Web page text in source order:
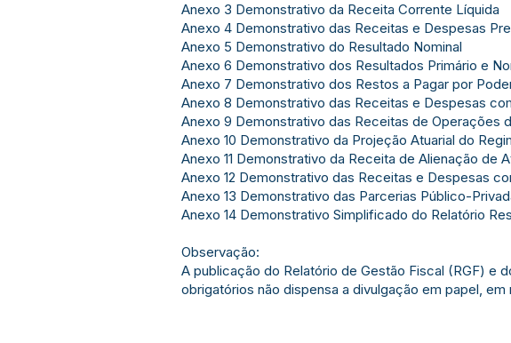
Anexo 3 Demonstrativo da Receita Corrente Líquida
Anexo 4 Demonstrativo das Receitas e Despesas
Anexo 5 Demonstrativo do Resultado Nominal
Anexo 6 Demonstrativo dos Resultados Primário e
Anexo 7 Demonstrativo dos Restos a Pagar por
Anexo 8 Demonstrativo das Receitas e Despesas
Anexo 9 Demonstrativo das Receitas de Operações
Anexo 10 Demonstrativo da Projeção Atuarial do
Anexo 11 Demonstrativo da Receita de Alienação de
Anexo 12 Demonstrativo das Receitas e Despesas
Anexo 13 Demonstrativo das Parcerias Público-
Anexo 14 Demonstrativo Simplificado do Relatório
Observação:
A publicação do Relatório de Gestão Fiscal (RGF) e
obrigatórios não dispensa a divulgação em papel,